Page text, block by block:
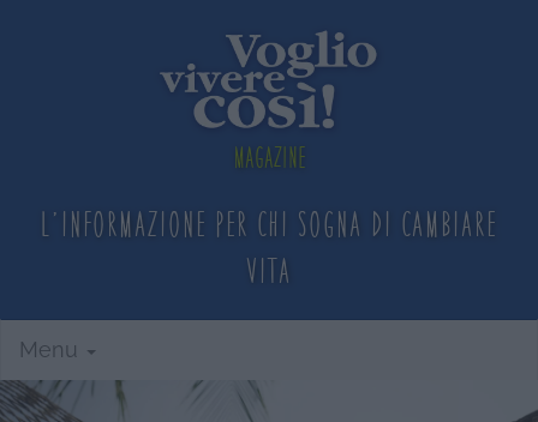
Magazine
L'informazione per chi sogna di cambiare
vita
Menu